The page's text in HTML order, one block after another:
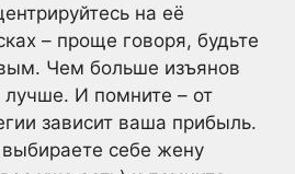
на её
– проще говоря, будьте
Чем больше изъянов
И помните – от
зависит ваша прибыль.
себе жену